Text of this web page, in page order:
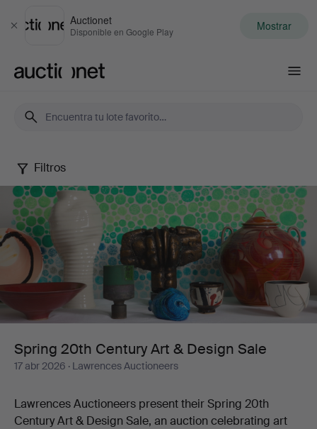
Cerrar
Auctionet
Disponible en Google Play Mostrar
Spring
20th
Century
Art
&
Design
Filtros
Spring 20th Century Art & Design Sale
17 abr 2026 · Lawrences Auctioneers
Lawrences Auctioneers present their Spring 20th
Century Art & Design Sale, an auction celebrating art